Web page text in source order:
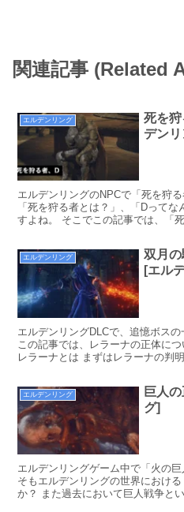
関連記事 (Related
エルデンリング
死を
デンリ
エルデンリングのNPCで「死を狩
「死を狩る者とは？」、「Dって
すよね。 そこでこの記事では、「
エルデンリング
双月
[エル
エルデンリングDLCで、追憶ボスの
この記事では、レラーナの正体に
レラーナとは まずはレラーナの判
エルデンリング
巨人
グ]
エルデンリングゲーム中で「火の
そもエルデンリングの世界におけ
か？ また過去において巨人戦争と